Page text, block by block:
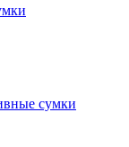
сумки